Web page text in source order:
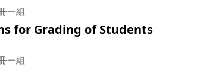
一組
for Grading of Students
一組